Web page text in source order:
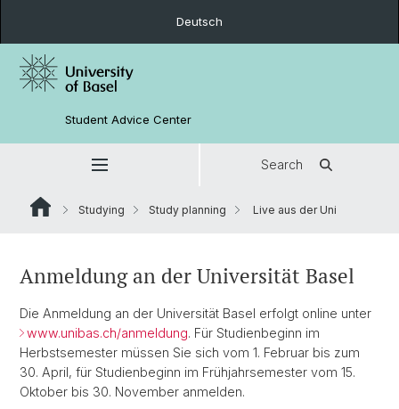
Deutsch
Student Advice Center
Search
Studying Study planning Live aus der Uni
Anmeldung an der Universität Basel
Die Anmeldung an der Universität Basel erfolgt online unter
www.unibas.ch/anmeldung. Für Studienbeginn im
Herbstsemester müssen Sie sich vom 1. Februar bis zum
30. April, für Studienbeginn im Frühjahrsemester vom 15.
Oktober bis 30. November anmelden.